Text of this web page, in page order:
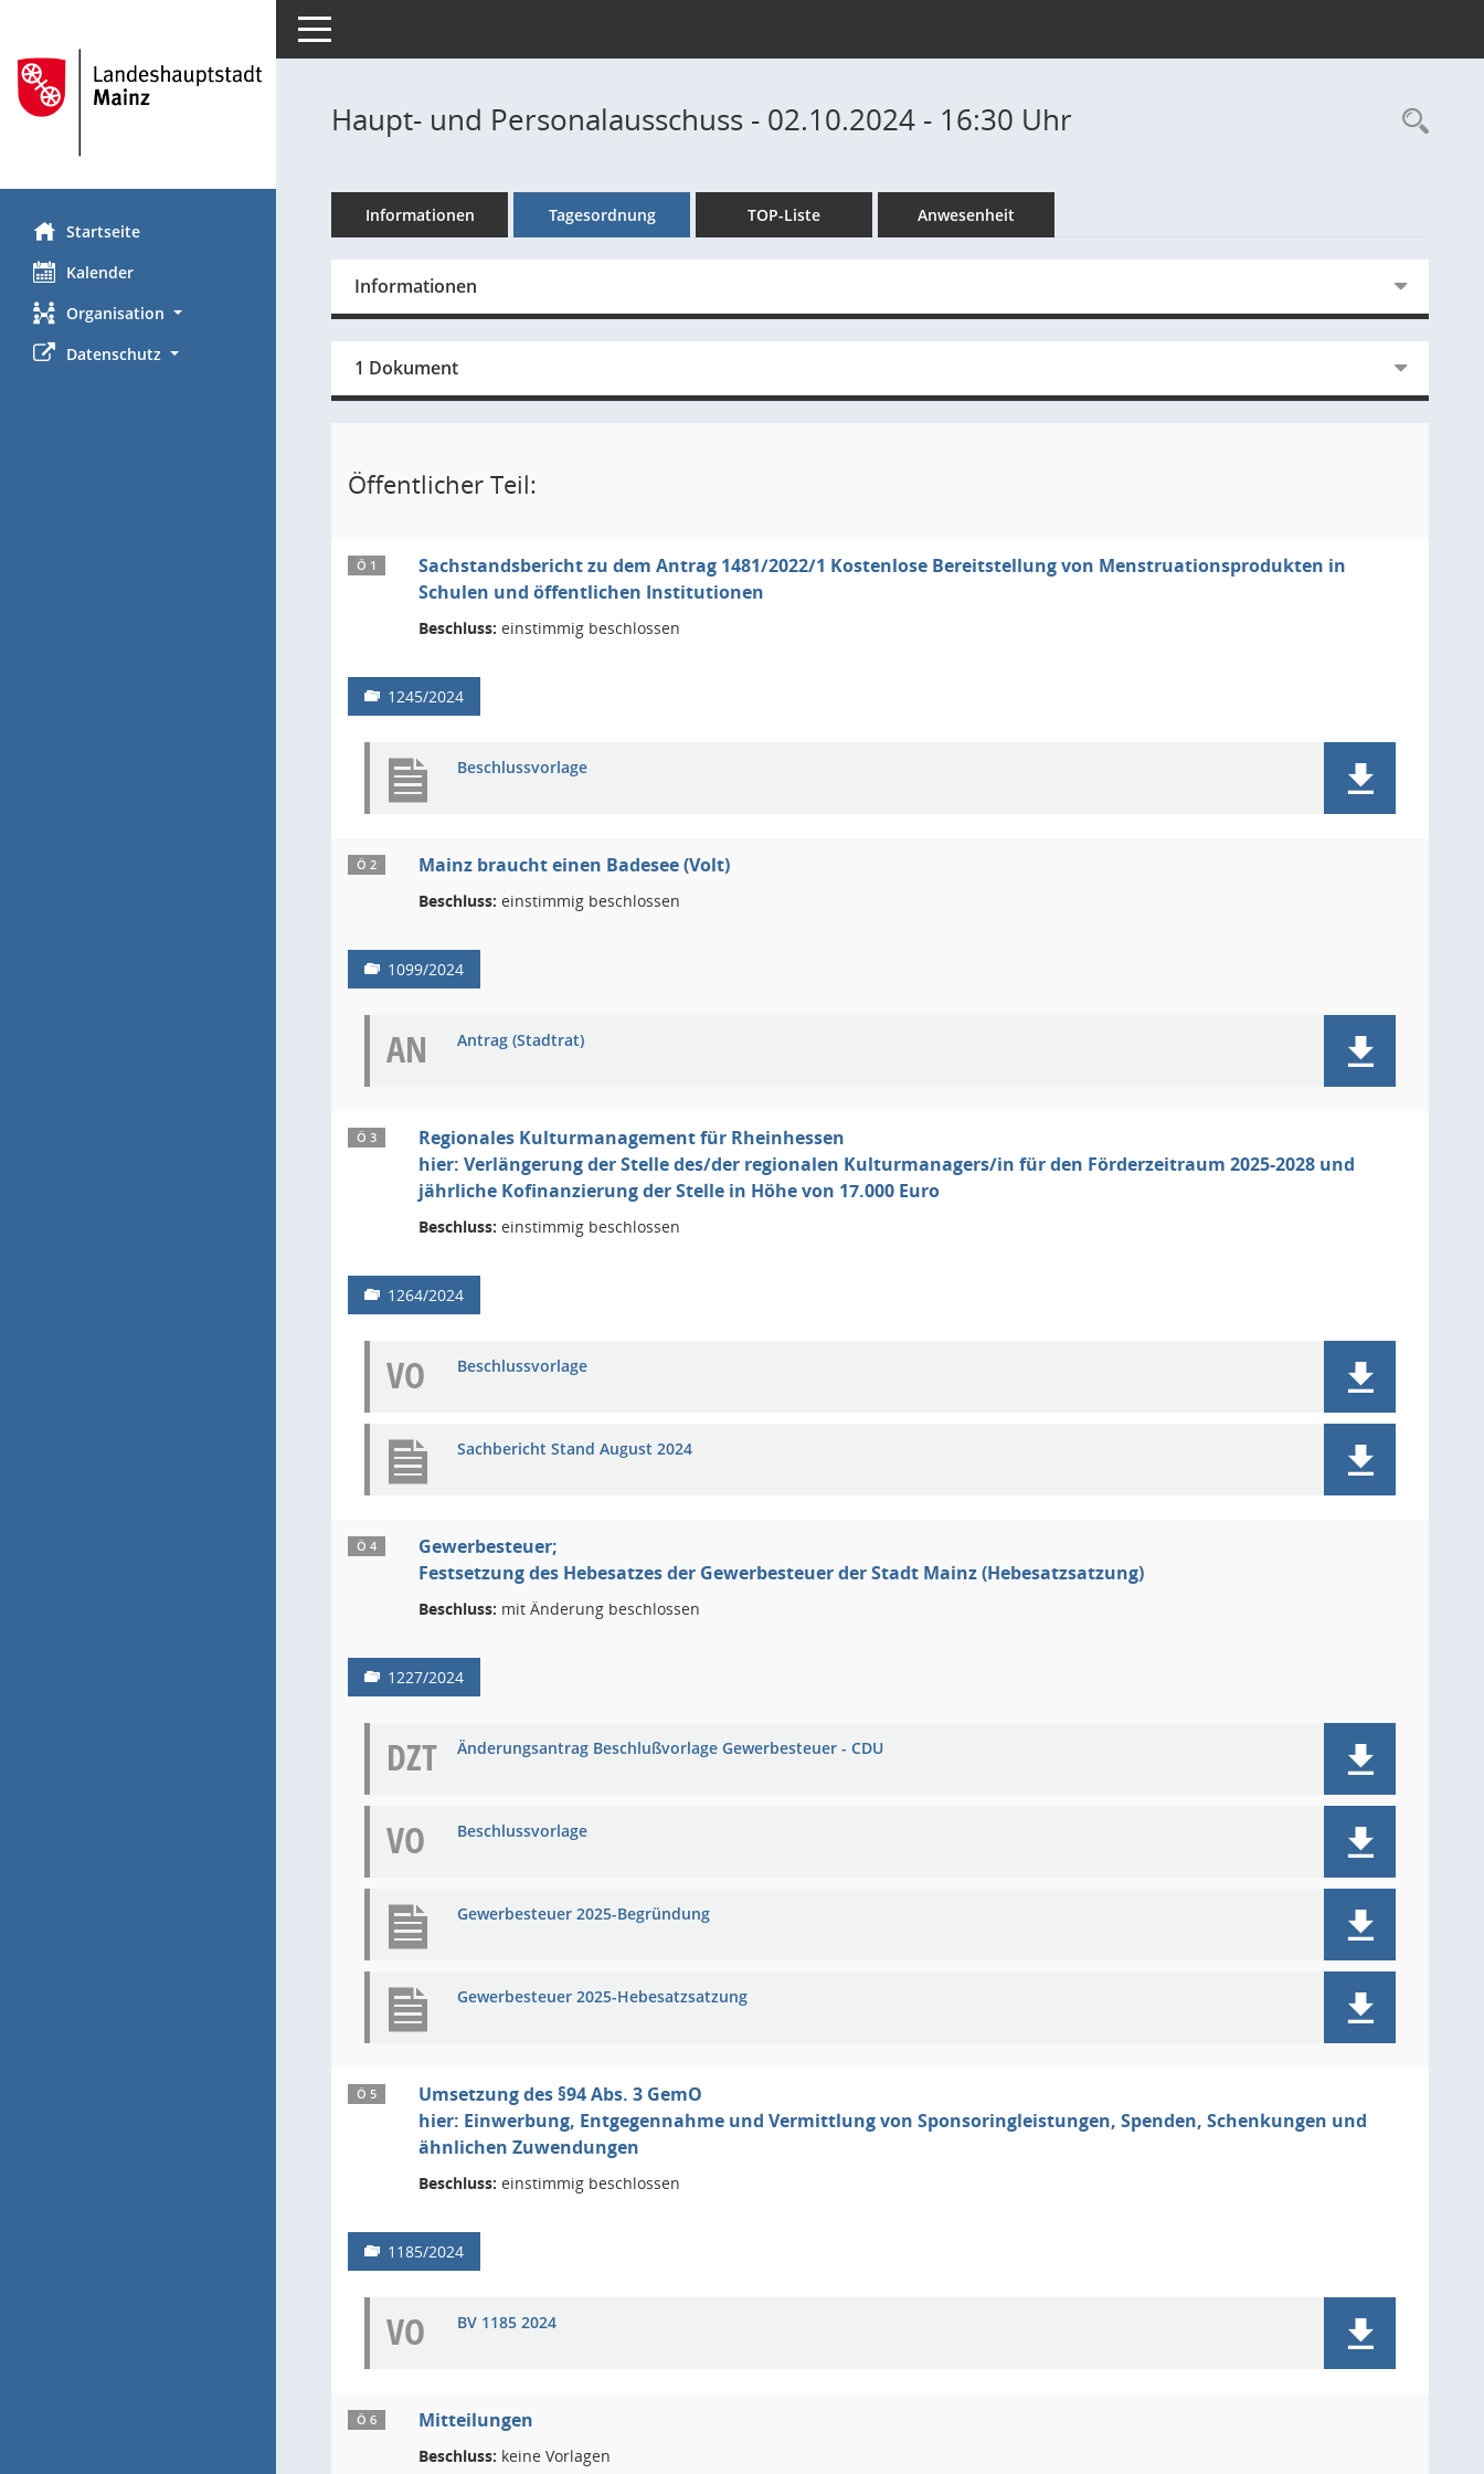
Startseite
Kalender
Organisation
Datenschutz
Toggle navigation
Haupt- und Personalausschuss - 02.10.2024 - 16:30 Uhr
Informationen Tagesordnung TOP-Liste Anwesenheit
Informationen
1 Dokument
Öffentlicher Teil:
Ö 1
Sachstandsbericht zu dem Antrag 1481/2022/1 Kostenlose Bereitstellung von Menstruationsprodukten in
Schulen und öffentlichen Institutionen
Beschluss: einstimmig beschlossen
1245/2024
Beschlussvorlage
Ö 2 Mainz braucht einen Badesee (Volt)
Beschluss: einstimmig beschlossen
1099/2024
AN Antrag (Stadtrat)
Ö 3
Regionales Kulturmanagement für Rheinhessen
hier: Verlängerung der Stelle des/der regionalen Kulturmanagers/in für den Förderzeitraum 2025-2028 und
jährliche Kofinanzierung der Stelle in Höhe von 17.000 Euro
Beschluss: einstimmig beschlossen
1264/2024
VO Beschlussvorlage
Sachbericht Stand August 2024
Ö 4
Gewerbesteuer;
Festsetzung des Hebesatzes der Gewerbesteuer der Stadt Mainz (Hebesatzsatzung)
Beschluss: mit Änderung beschlossen
1227/2024
DZT Änderungsantrag Beschlußvorlage Gewerbesteuer - CDU
VO Beschlussvorlage
Gewerbesteuer 2025-Begründung
Gewerbesteuer 2025-Hebesatzsatzung
Ö 5
Umsetzung des §94 Abs. 3 GemO
hier: Einwerbung, Entgegennahme und Vermittlung von Sponsoringleistungen, Spenden, Schenkungen und
ähnlichen Zuwendungen
Beschluss: einstimmig beschlossen
1185/2024
VO BV 1185 2024
Ö 6 Mitteilungen
Beschluss: keine Vorlagen